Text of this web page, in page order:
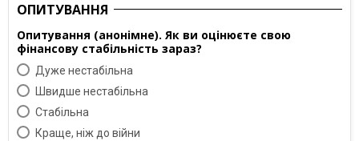
ОПИТУВАННЯ
Опитування (анонімне). Як ви оцінюєте свою
фінансову стабільність зараз?
Дуже нестабільна
Швидше нестабільна
Cтабільна
Краще, ніж до війни